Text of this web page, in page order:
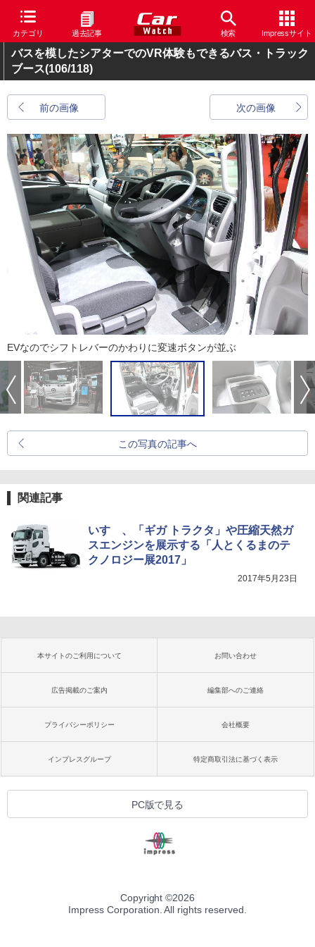
カテゴリ 過去記事 検索 Impressサイト
バスを模したシアターでのVR体験もできるバス・トラック
ブース(106/118)
前の画像 次の画像
EVなのでシフトレバーのかわりに変速ボタンが並ぶ
この写真の記事へ
関連記事
いすゞ、「ギガ トラクタ」や圧縮天然ガ
スエンジンを展示する「人とくるまのテ
クノロジー展2017」
2017年5月23日
本サイトのご利用について お問い合わせ
広告掲載のご案内 編集部へのご連絡
プライバシーポリシー 会社概要
インプレスグループ 特定商取引法に基づく表示
PC版で見る
Copyright ©2026
Impress Corporation. All rights reserved.